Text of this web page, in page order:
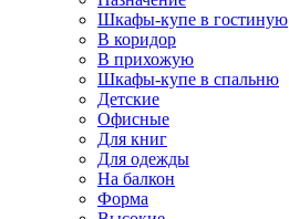
Шкафы-купе в гостиную
В коридор
В прихожую
Шкафы-купе в спальню
Детские
Офисные
Для книг
Для одежды
На балкон
Форма